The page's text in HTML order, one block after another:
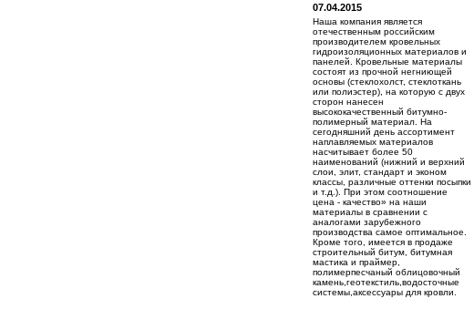
07.04.2015
Наша компания является
отечественным российским
производителем кровельных
гидроизоляционных материалов и
панелей. Кровельные материалы
состоят из прочной негниющей
основы (стеклохолст, стеклоткань
или полиэстер), на которую с двух
сторон нанесен
высококачественный битумно-
полимерный материал. На
сегодняшний день ассортимент
наплавляемых материалов
насчитывает более 50
наименований (нижний и верхний
слои, элит, стандарт и эконом
классы, различные оттенки посыпки
и т.д.). При этом соотношение
цена - качество» на наши
материалы в сравнении с
аналогами зарубежного
производства самое оптимальное.
Кроме того, имеется в продаже
строительный битум, битумная
мастика и праймер,
полимерпесчаный облицовочный
камень,геотекстиль,водосточные
системы,аксессуары для кровли.